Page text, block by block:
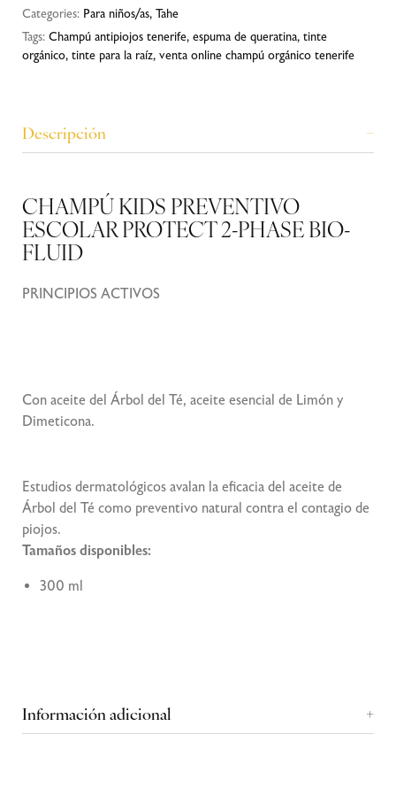
Categories: Para niños/as, Tahe
Tags: Champú antipiojos tenerife, espuma de queratina, tinte
orgánico, tinte para la raíz, venta online champú orgánico tenerife
Descripción
CHAMPÚ KIDS PREVENTIVO
ESCOLAR PROTECT 2-PHASE BIO-
FLUID
PRINCIPIOS ACTIVOS
Con aceite del Árbol del Té, aceite esencial de Limón y
Dimeticona.
Estudios dermatológicos avalan la eficacia del aceite de
Árbol del Té como preventivo natural contra el contagio de
piojos.
Tamaños disponibles:
300 ml
Información adicional